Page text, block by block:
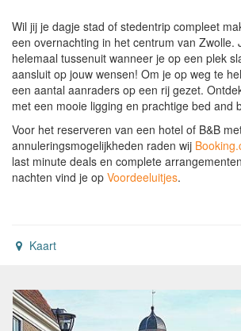
Wil jij je dagje stad of stedentrip compleet
een overnachting in het centrum van Zwolle.
helemaal tussenuit wanneer je op een plek
aansluit op jouw wensen! Om je op weg te
een aantal aanraders op een rij gezet.
met een mooie ligging en prachtige bed and
Voor het reserveren van een hotel of B&B
annuleringsmogelijkheden raden wij
last minute deals en complete
nachten vind je op Voordeeluitjes.
Kaart